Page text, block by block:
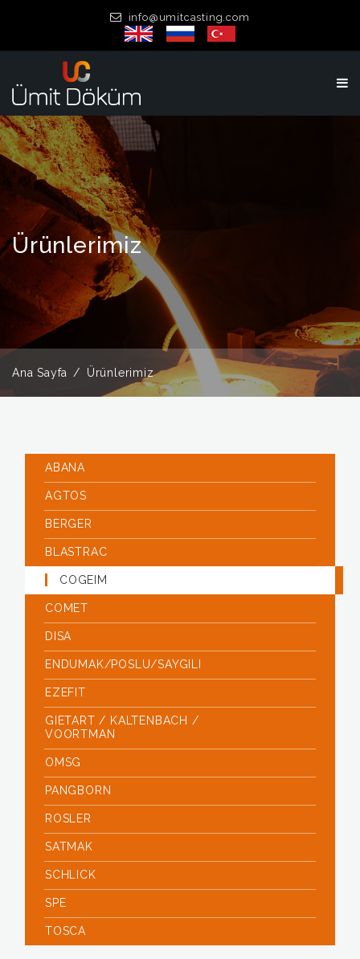
info@umitcasting.com
Ürünlerimiz
Ana Sayfa Ürünlerimiz
ABANA
AGTOS
BERGER
BLASTRAC
COGEIM
COMET
DISA
ENDUMAK/POSLU/SAYGILI
EZEFIT
GIETART / KALTENBACH /
VOORTMAN
OMSG
PANGBORN
ROSLER
SATMAK
SCHLICK
SPE
TOSCA